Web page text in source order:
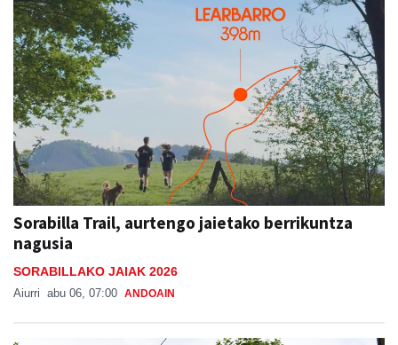
Sorabilla Trail, aurtengo jaietako berrikuntza
nagusia
SORABILLAKO JAIAK 2026
Aiurri abu 06, 07:00 ANDOAIN